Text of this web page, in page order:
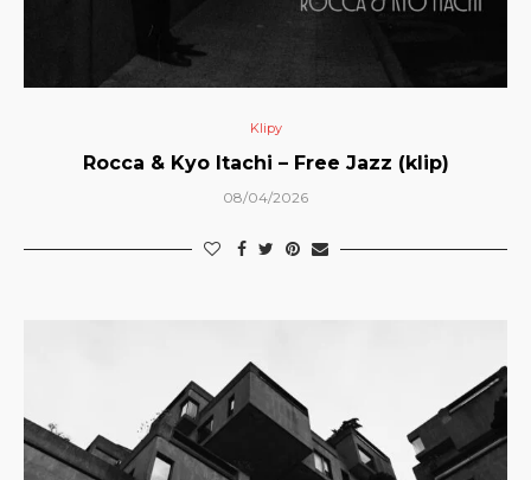
Klipy
Rocca & Kyo Itachi – Free Jazz (klip)
08/04/2026